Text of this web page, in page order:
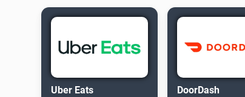
Uber Eats DoorDash